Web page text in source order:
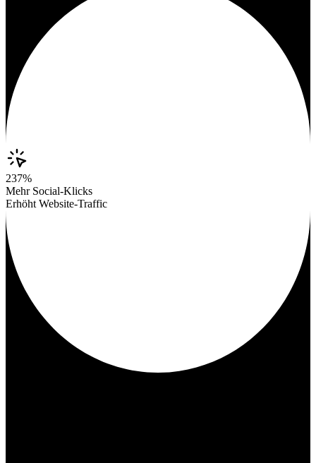
237%
Mehr Social-Klicks
Erhöht Website-Traffic